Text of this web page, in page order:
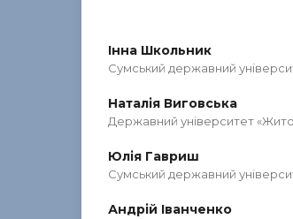
Інна Школьник
Сумський державний
Наталія Виговська
Державний університет
Юлія Гавриш
Сумський державний
Андрій Іванченко